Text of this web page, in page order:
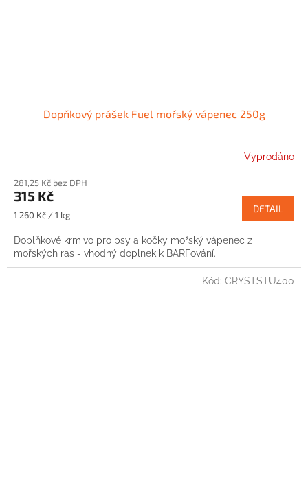
Dopňkový prášek Fuel mořský vápenec 250g
Vyprodáno
281,25 Kč bez DPH
315 Kč
Měrná
1 260 Kč / 1 kg
DETAIL
Doplňkové krmivo pro psy a kočky mořský vápenec z
mořských ras - vhodný doplnek k BARFování.
Kód: CRYSTSTU400